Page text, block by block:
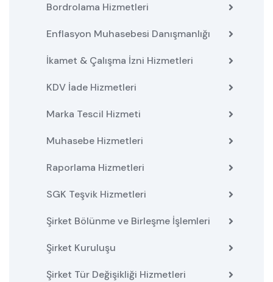
Bordrolama Hizmetleri
Enflasyon Muhasebesi Danışmanlığı
İkamet & Çalışma İzni Hizmetleri
KDV İade Hizmetleri
Marka Tescil Hizmeti
Muhasebe Hizmetleri
Raporlama Hizmetleri
SGK Teşvik Hizmetleri
Şirket Bölünme ve Birleşme İşlemleri
Şirket Kuruluşu
Şirket Tür Değişikliği Hizmetleri